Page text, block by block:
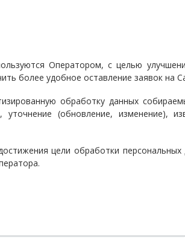
Оператором, с целью
более удобное оставление заявок на
обработку данных
(обновление, изменение),
цели обработки